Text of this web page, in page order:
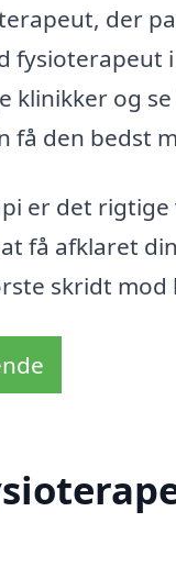
der
klinikker og
få den bedst
er det
få afklaret
skridt mod